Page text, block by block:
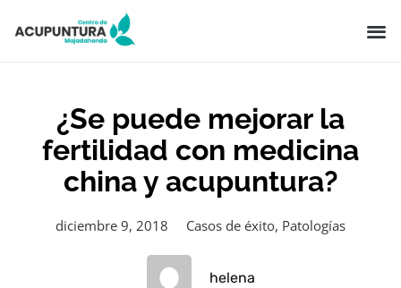
¿Se puede mejorar la
fertilidad con medicina
china y acupuntura?
diciembre 9, 2018 Casos de éxito, Patologías
helena